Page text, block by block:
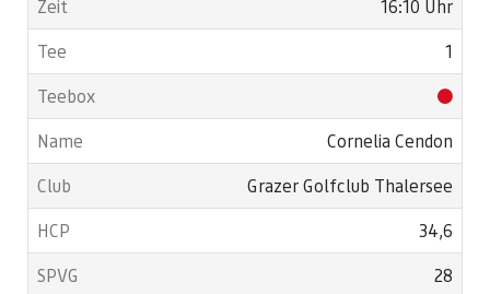
16:10 Uhr
1
Cornelia Cendon
Grazer Golfclub Thalersee
34,6
28